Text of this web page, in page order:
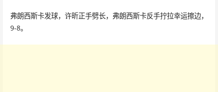
弗朗西斯卡发球，许昕正手劈长，弗朗西斯卡反手拧拉幸运擦边，
9-8。